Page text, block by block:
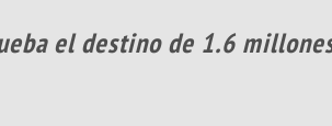
el destino de 1.6